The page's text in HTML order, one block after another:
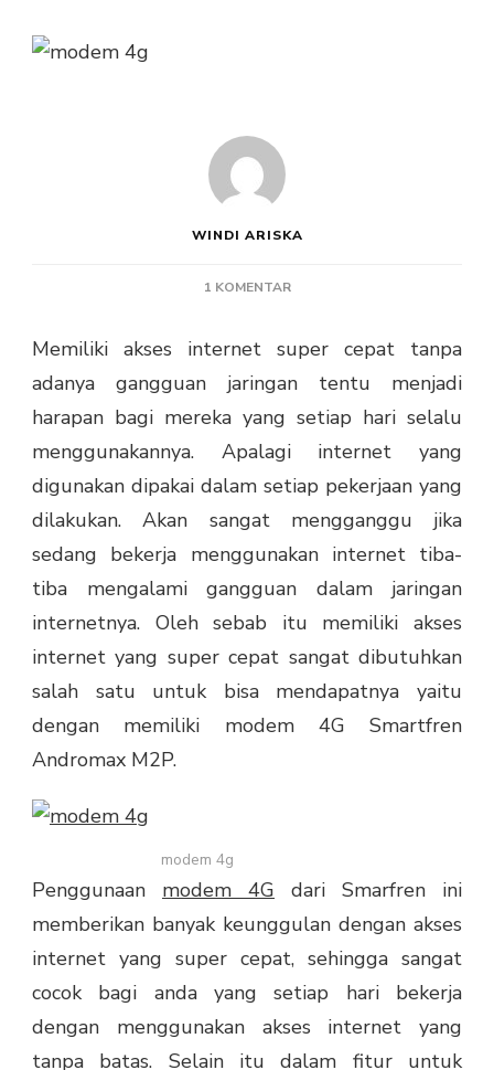
WINDI ARISKA
1 KOMENTARPADA
4G
SMARTFREN
M2P
Memiliki akses internet super cepat tanpa
adanya gangguan jaringan tentu menjadi
harapan bagi mereka yang setiap hari selalu
menggunakannya. Apalagi internet yang
digunakan dipakai dalam setiap pekerjaan yang
dilakukan. Akan sangat mengganggu jika
sedang bekerja menggunakan internet tiba-
tiba mengalami gangguan dalam jaringan
internetnya. Oleh sebab itu memiliki akses
internet yang super cepat sangat dibutuhkan
salah satu untuk bisa mendapatnya yaitu
dengan memiliki modem 4G Smartfren
Andromax M2P.
modem 4g
Penggunaan modem 4G dari Smarfren ini
memberikan banyak keunggulan dengan akses
internet yang super cepat, sehingga sangat
cocok bagi anda yang setiap hari bekerja
dengan menggunakan akses internet yang
tanpa batas. Selain itu dalam fitur untuk